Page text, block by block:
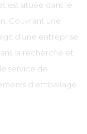
est située dans le
Couvrant une
d'une entreprise
la recherche et
service de
d'emballage